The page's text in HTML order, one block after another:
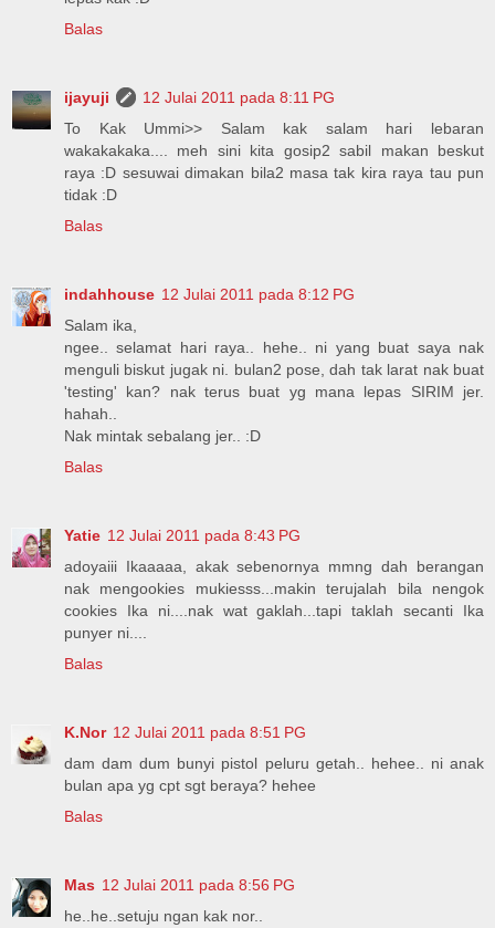
Balas
ijayuji
12 Julai 2011 pada 8:11 PG
To Kak Ummi>> Salam kak salam hari lebaran
wakakakaka.... meh sini kita gosip2 sabil makan beskut
raya :D sesuwai dimakan bila2 masa tak kira raya tau pun
tidak :D
Balas
indahhouse 12 Julai 2011 pada 8:12 PG
Salam ika,
ngee.. selamat hari raya.. hehe.. ni yang buat saya nak
menguli biskut jugak ni. bulan2 pose, dah tak larat nak buat
'testing' kan? nak terus buat yg mana lepas SIRIM jer.
hahah..
Nak mintak sebalang jer.. :D
Balas
Yatie 12 Julai 2011 pada 8:43 PG
adoyaiii Ikaaaaa, akak sebenornya mmng dah berangan
nak mengookies mukiesss...makin terujalah bila nengok
cookies Ika ni....nak wat gaklah...tapi taklah secanti Ika
punyer ni....
Balas
K.Nor 12 Julai 2011 pada 8:51 PG
dam dam dum bunyi pistol peluru getah.. hehee.. ni anak
bulan apa yg cpt sgt beraya? hehee
Balas
Mas 12 Julai 2011 pada 8:56 PG
he..he..setuju ngan kak nor..